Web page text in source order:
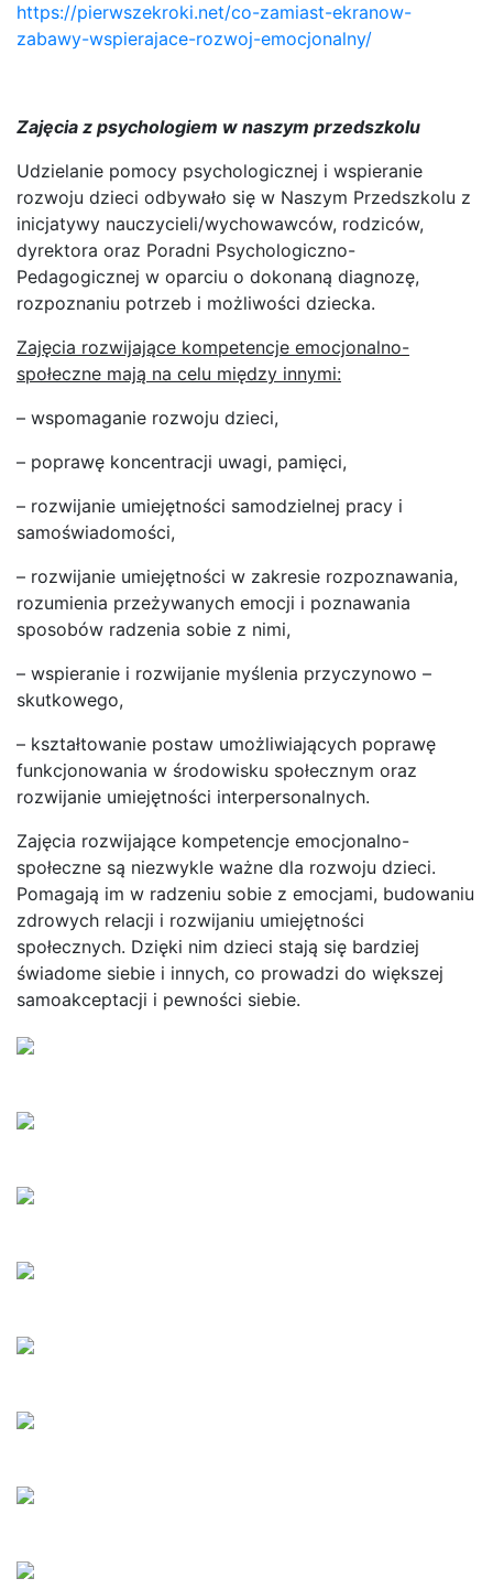
https://pierwszekroki.net/co-zamiast-ekranow-
zabawy-wspierajace-rozwoj-emocjonalny/
Zajęcia z psychologiem w naszym przedszkolu
Udzielanie pomocy psychologicznej i wspieranie
rozwoju dzieci odbywało się w Naszym Przedszkolu z
inicjatywy nauczycieli/wychowawców, rodziców,
dyrektora oraz Poradni Psychologiczno-
Pedagogicznej w oparciu o dokonaną diagnozę,
rozpoznaniu potrzeb i możliwości dziecka.
Zajęcia rozwijające kompetencje emocjonalno-
społeczne mają na celu między innymi:
– wspomaganie rozwoju dzieci,
– poprawę koncentracji uwagi, pamięci,
– rozwijanie umiejętności samodzielnej pracy i
samoświadomości,
– rozwijanie umiejętności w zakresie rozpoznawania,
rozumienia przeżywanych emocji i poznawania
sposobów radzenia sobie z nimi,
– wspieranie i rozwijanie myślenia przyczynowo –
skutkowego,
– kształtowanie postaw umożliwiających poprawę
funkcjonowania w środowisku społecznym oraz
rozwijanie umiejętności interpersonalnych.
Zajęcia rozwijające kompetencje emocjonalno-
społeczne są niezwykle ważne dla rozwoju dzieci.
Pomagają im w radzeniu sobie z emocjami, budowaniu
zdrowych relacji i rozwijaniu umiejętności
społecznych. Dzięki nim dzieci stają się bardziej
świadome siebie i innych, co prowadzi do większej
samoakceptacji i pewności siebie.